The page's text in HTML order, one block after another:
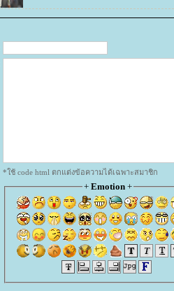
*ใช้ code html ตกแต่งข้อความได้เฉพาะสมาชิก
+ Emotion+